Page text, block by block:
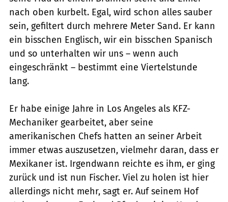
nach oben kurbelt. Egal, wird schon alles sauber
sein, gefiltert durch mehrere Meter Sand. Er kann
ein bisschen Englisch, wir ein bisschen Spanisch
und so unterhalten wir uns – wenn auch
eingeschränkt – bestimmt eine Viertelstunde
lang.
Er habe einige Jahre in Los Angeles als KFZ-
Mechaniker gearbeitet, aber seine
amerikanischen Chefs hatten an seiner Arbeit
immer etwas auszusetzen, vielmehr daran, dass er
Mexikaner ist. Irgendwann reichte es ihm, er ging
zurück und ist nun Fischer. Viel zu holen ist hier
allerdings nicht mehr, sagt er. Auf seinem Hof